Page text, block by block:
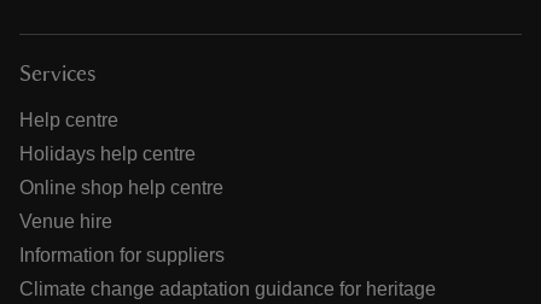
Services
Help centre
Holidays help centre
Online shop help centre
Venue hire
Information for suppliers
Climate change adaptation guidance for heritage